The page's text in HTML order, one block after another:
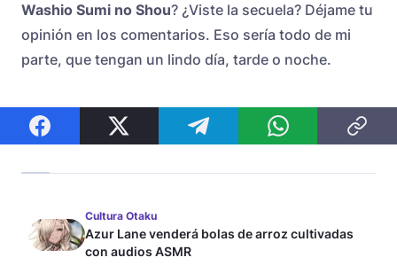
Washio Sumi no Shou? ¿Viste la secuela? Déjame tu
opinión en los comentarios. Eso sería todo de mi
parte, que tengan un lindo día, tarde o noche.
Cultura Otaku
Azur Lane venderá bolas de arroz cultivadas
con audios ASMR